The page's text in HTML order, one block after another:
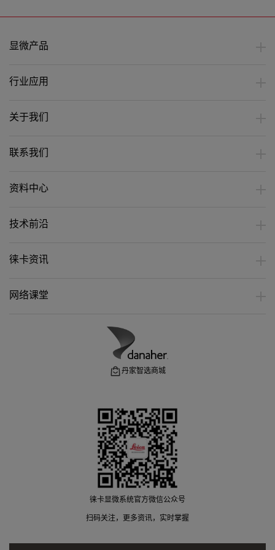
显微产品
行业应用
关于我们
联系我们
资料中心
技术前沿
徕卡资讯
网络课堂
丹家智选商城
徕卡显微系统官方微信公众号
扫码关注，更多资讯，实时掌握